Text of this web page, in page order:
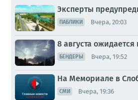
Эксперты
ПАБЛИКИ Вчера, 20:03
8 августа
БЕНДЕРЫ Вчера, 19:52
На Мемориале в
СМИ Вчера, 19:36